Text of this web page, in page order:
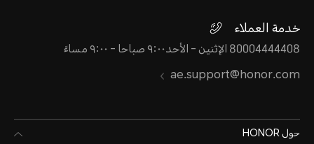
خدمة العملاء
80004444408 الإثنين - الأحد٩:٠٠ صباحا - ٩:٠٠ مساءً
ae.support@honor.com
حول HONOR